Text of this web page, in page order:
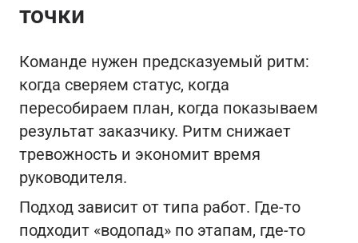
точки
Команде нужен предсказуемый ритм:
когда сверяем статус, когда
пересобираем план, когда показываем
результат заказчику. Ритм снижает
тревожность и экономит время
руководителя.
Подход зависит от типа работ. Где-то
подходит «водопад» по этапам, где-то